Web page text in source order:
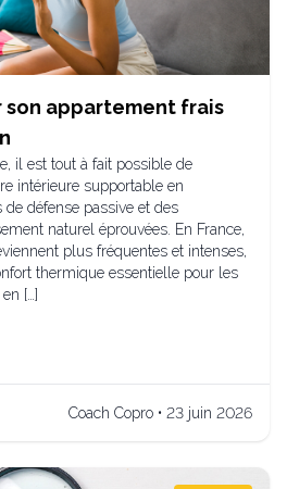
son appartement frais
il est tout à fait possible de
intérieure supportable en
défense passive et des
naturel éprouvées. En France,
plus fréquentes et intenses,
thermique essentielle pour les
[…]
Coach Copro • 23 juin 2026